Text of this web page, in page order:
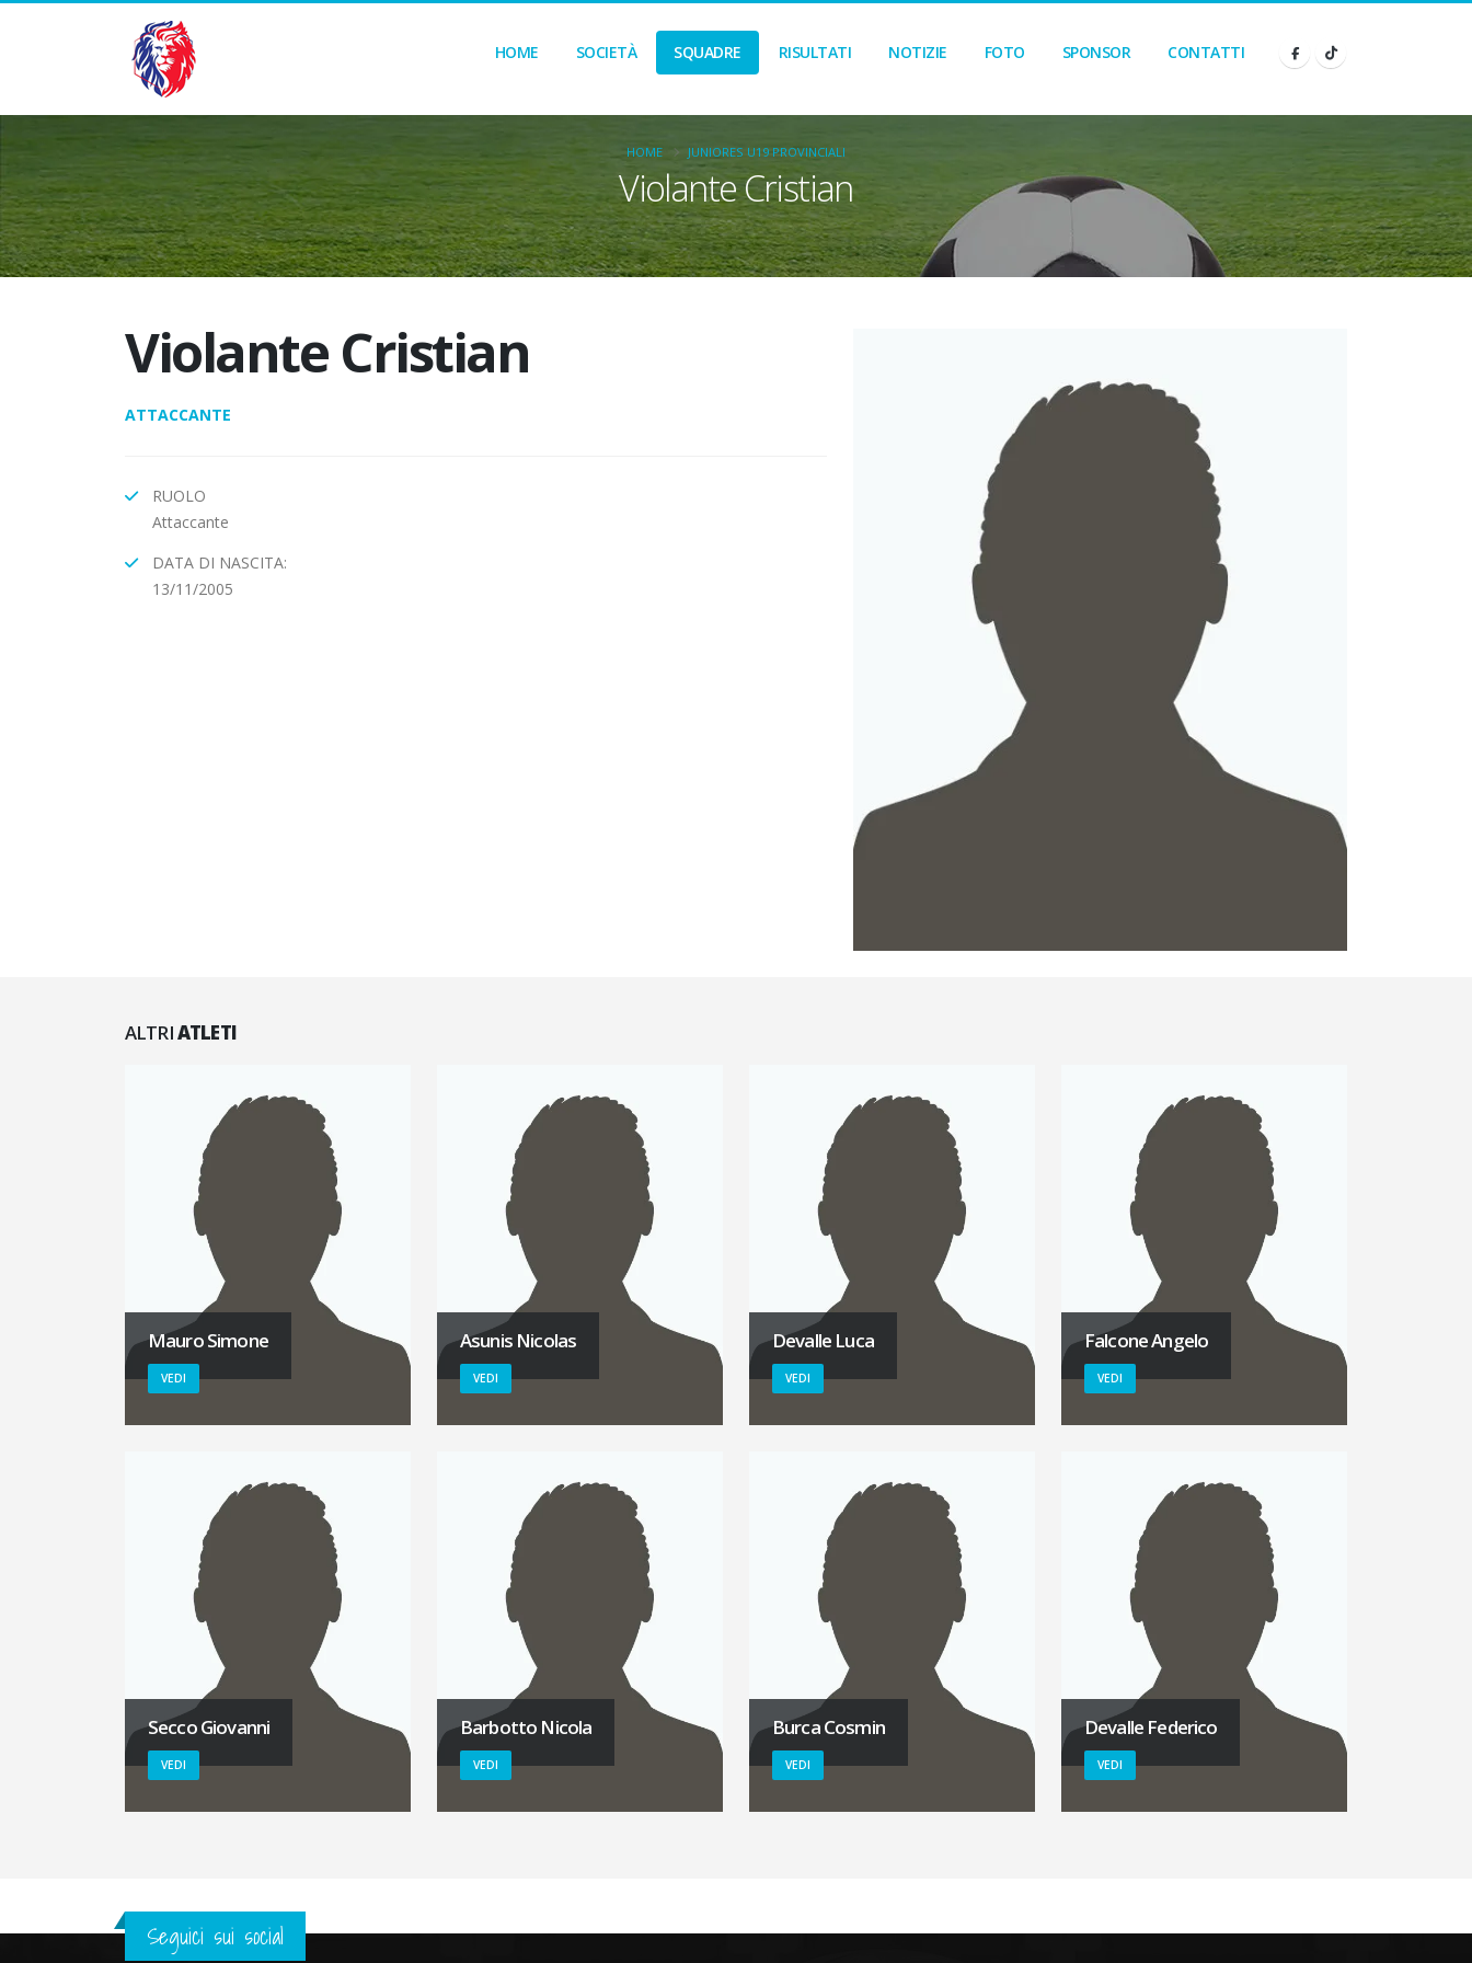
HOME SOCIETÀ SQUADRE RISULTATI NOTIZIE FOTO SPONSOR CONTATTI
Violante Cristian
HOME JUNIORES U19 PROVINCIALI
Violante Cristian
ATTACCANTE
RUOLO
Attaccante
DATA DI NASCITA:
13/11/2005
ALTRIATLETI
Mauro Simone
VEDI
Asunis Nicolas
VEDI
Devalle Luca
VEDI
Falcone Angelo
VEDI
Secco Giovanni
VEDI
Barbotto Nicola
VEDI
Burca Cosmin
VEDI
Devalle Federico
VEDI
Seguici sui social